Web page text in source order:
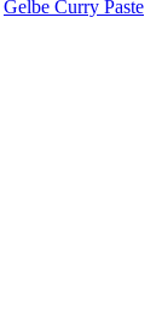
Gelbe Curry Paste